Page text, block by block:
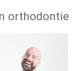
orthodontie